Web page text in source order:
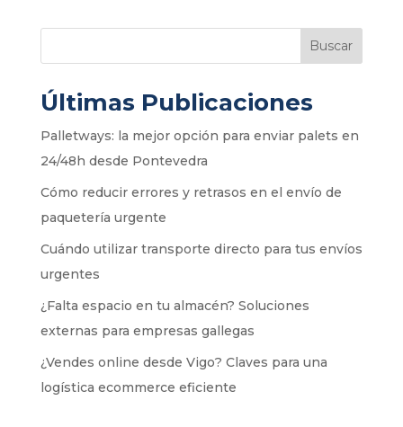
Buscar
Últimas Publicaciones
Palletways: la mejor opción para enviar palets en
24/48h desde Pontevedra
Cómo reducir errores y retrasos en el envío de
paquetería urgente
Cuándo utilizar transporte directo para tus envíos
urgentes
¿Falta espacio en tu almacén? Soluciones
externas para empresas gallegas
¿Vendes online desde Vigo? Claves para una
logística ecommerce eficiente